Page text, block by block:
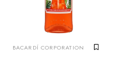
BACARDÍ CORPORATION